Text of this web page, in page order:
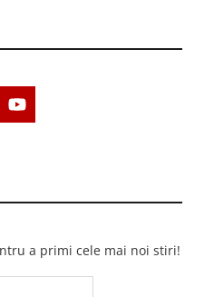
a primi cele mai noi stiri!